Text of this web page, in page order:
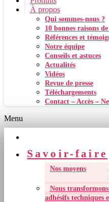
À propos
Qui sommes-nous ?
10 bonnes raisons
Références et
Notre équipe
Conseils et astuces
Actualités
Vidéos
Revue de presse
Téléchargements
Contact – Accès –
Menu
Savoir-faire
Nous transformons
adhésifs techniques
Nos moyens